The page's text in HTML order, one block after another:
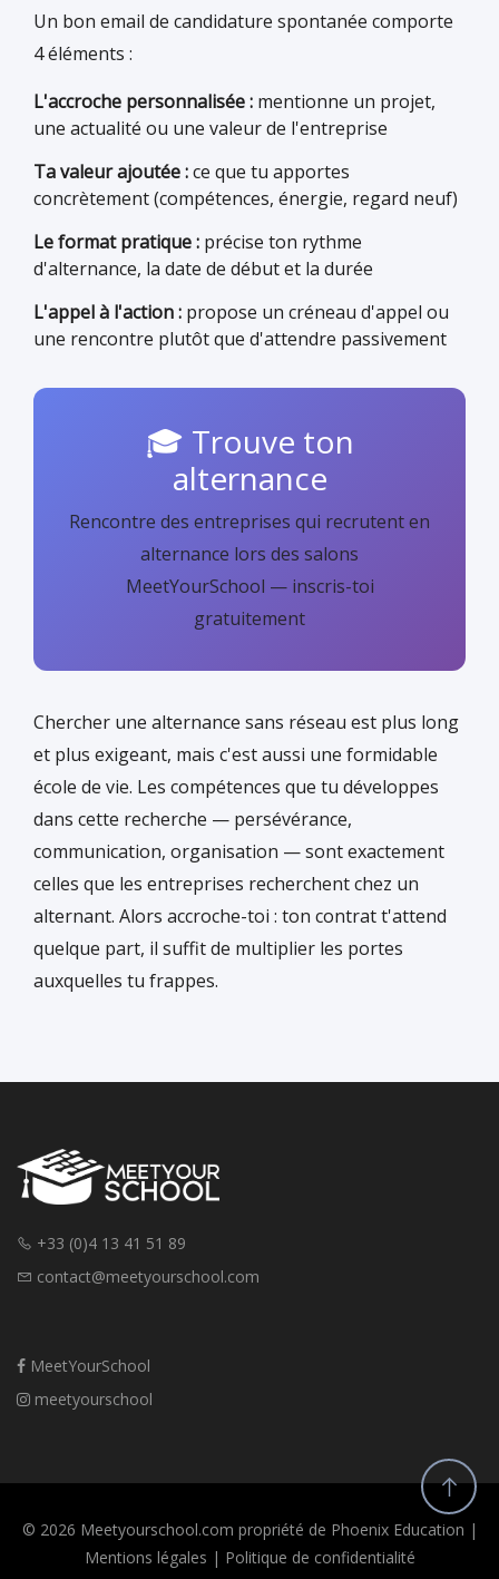
Un bon email de candidature spontanée comporte
4 éléments :
L'accroche personnalisée : mentionne un projet,
une actualité ou une valeur de l'entreprise
Ta valeur ajoutée :ce que tu apportes
concrètement (compétences, énergie, regard neuf)
Le format pratique : précise ton rythme
d'alternance, la date de début et la durée
L'appel à l'action : propose un créneau d'appel ou
une rencontre plutôt que d'attendre passivement
🎓 Trouve ton
alternance
Rencontre des entreprises qui recrutent en
alternance lors des salons
MeetYourSchool — inscris-toi
gratuitement
Chercher une alternance sans réseau est plus long
et plus exigeant, mais c'est aussi une formidable
école de vie. Les compétences que tu développes
dans cette recherche — persévérance,
communication, organisation — sont exactement
celles que les entreprises recherchent chez un
alternant. Alors accroche-toi : ton contrat t'attend
quelque part, il suffit de multiplier les portes
auxquelles tu frappes.
+33 (0)4 13 41 51 89
contact@meetyourschool.com
MeetYourSchool
meetyourschool
© 2026 Meetyourschool.com propriété de Phoenix Education |
Mentions légales | Politique de confidentialité